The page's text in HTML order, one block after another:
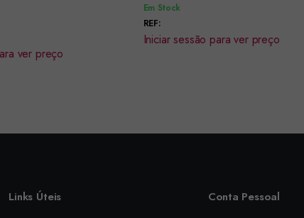
ver preço
Em Stock
REF:
Iniciar sessão para ver preço
Links Úteis Conta Pessoal